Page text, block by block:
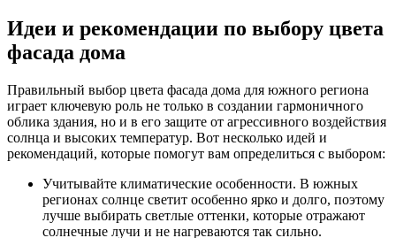
Идеи и рекомендации по выбору цвета
фасада дома
Правильный выбор цвета фасада дома для южного региона
играет ключевую роль не только в создании гармоничного
облика здания, но и в его защите от агрессивного воздействия
солнца и высоких температур. Вот несколько идей и
рекомендаций, которые помогут вам определиться с выбором:
Учитывайте климатические особенности. В южных
регионах солнце светит особенно ярко и долго, поэтому
лучше выбирать светлые оттенки, которые отражают
солнечные лучи и не нагреваются так сильно.